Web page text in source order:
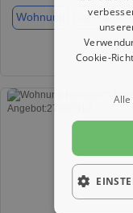
Wohnung ca. 71,00
Cookie-
Alle